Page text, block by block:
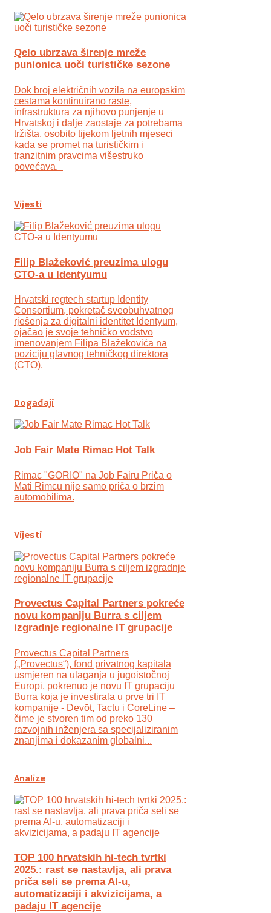
Qelo ubrzava širenje mreže
punionica uoči turističke sezone
Dok broj električnih vozila na europskim
cestama kontinuirano raste,
infrastruktura za njihovo punjenje u
Hrvatskoj i dalje zaostaje za potrebama
tržišta, osobito tijekom ljetnih mjeseci
kada se promet na turističkim i
tranzitnim pravcima višestruko
povećava.
Vijesti
Filip Blažeković preuzima ulogu
CTO-a u Identyumu
Hrvatski regtech startup Identity
Consortium, pokretač sveobuhvatnog
rješenja za digitalni identitet Identyum,
ojаčao je svoje tehničko vodstvo
imenovanjem Filipa Blažekovića na
poziciju glavnog tehničkog direktora
(CTO).
Događaji
Job Fair Mate Rimac Hot Talk
Rimac "GORIO" na Job Fairu Priča o
Mati Rimcu nije samo priča o brzim
automobilima.
Vijesti
Provectus Capital Partners pokreće
novu kompaniju Burra s ciljem
izgradnje regionalne IT grupacije
Provectus Capital Partners
(„Provectus“), fond privatnog kapitala
usmjeren na ulaganja u jugoistočnoj
Europi, pokrenuo je novu IT grupaciju
Burra koja je investirala u prve tri IT
kompanije - Devōt, Tactu i CoreLine –
čime je stvoren tim od preko 130
razvojnih inženjera sa specijaliziranim
znanjima i dokazanim globalni...
Analize
TOP 100 hrvatskih hi-tech tvrtki
2025.: rast se nastavlja, ali prava
priča seli se prema AI-u,
automatizaciji i akvizicijama, a
padaju IT agencije